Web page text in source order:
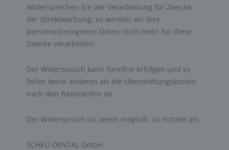
Widersprechen Sie der Verarbeitung für Zwecke
der Direktwerbung, so werden wir Ihre
personenbezogenen Daten nicht mehr für diese
Zwecke verarbeiten.
Der Widerspruch kann formfrei erfolgen und es
fallen keine anderen als die Übermittlungskosten
nach den Basistarifen an.
Der Widerspruch ist, wenn möglich, zu richten an:
SCHEU-DENTAL GmbH